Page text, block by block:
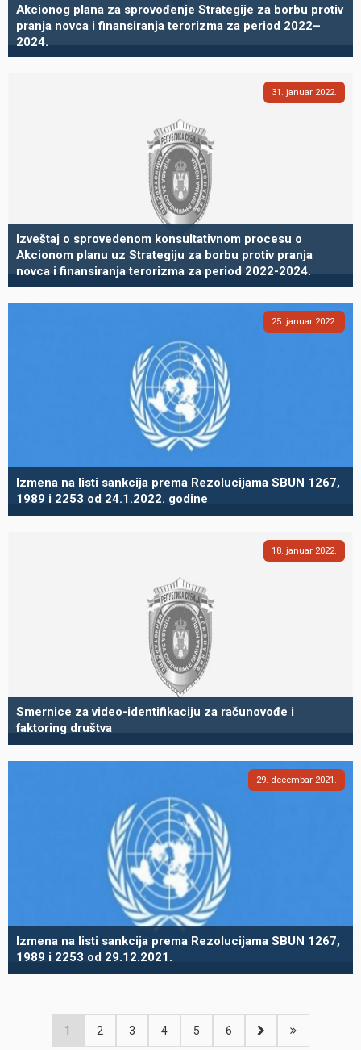
Akcionog plana za sprovođenje Strategije za borbu protiv
pranja novca i finansiranja terorizma za period 2022–
2024.
31 januar 2022
Izveštaj o sprovedenom konsultativnom procesu o
Akcionom planu uz Strategiju za borbu protiv pranja
novca i finansiranja terorizma za period 2022-2024.
25 januar 2022
Izmena na listi sankcija prema Rezolucijama SBUN 1267,
1989 i 2253 od 24.1.2022. godine
18 januar 2022
Smernice za video-identifikaciju za računovođe i
faktoring društva
29 decembar 2021
Izmena na listi sankcija prema Rezolucijama SBUN 1267,
1989 i 2253 od 29.12.2021.
1 2 3 4 5 6